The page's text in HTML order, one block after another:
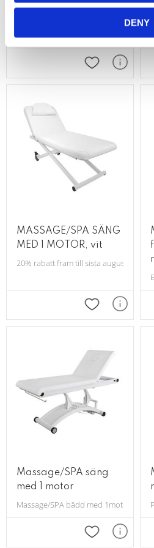
DENY
behandlingsbänk med
Stabil och ergonomisk
Lägg till i
MASSAGE/SPA SÄNG
MED 1 MOTOR, vit
20% rabatt fram till sista augusti!
Lägg till i
Massage/SPA säng
med 1 motor
Massage/SPA bädd med 1motor för
Lägg till i